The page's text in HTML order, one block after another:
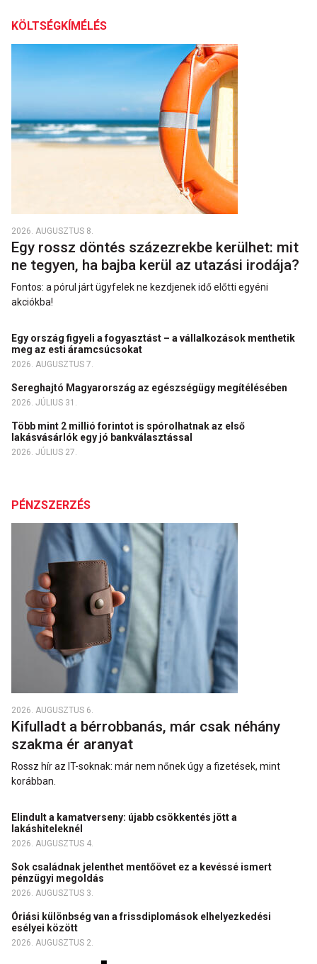
KÖLTSÉGKÍMÉLÉS
2026. AUGUSZTUS 8.
Egy rossz döntés százezrekbe kerülhet: mit
ne tegyen, ha bajba kerül az utazási irodája?
Fontos: a pórul járt ügyfelek ne kezdjenek idő előtti egyéni
akciókba!
Egy ország figyeli a fogyasztást – a vállalkozások menthetik
meg az esti áramcsúcsokat
2026. AUGUSZTUS 7.
Sereghajtó Magyarország az egészségügy megítélésében
2026. JÚLIUS 31.
Több mint 2 millió forintot is spórolhatnak az első
lakásvásárlók egy jó bankválasztással
2026. JÚLIUS 27.
PÉNZSZERZÉS
2026. AUGUSZTUS 6.
Kifulladt a bérrobbanás, már csak néhány
szakma ér aranyat
Rossz hír az IT-soknak: már nem nőnek úgy a fizetések, mint
korábban.
Elindult a kamatverseny: újabb csökkentés jött a
lakáshiteleknél
2026. AUGUSZTUS 4.
Sok családnak jelenthet mentőövet ez a kevéssé ismert
pénzügyi megoldás
2026. AUGUSZTUS 3.
Óriási különbség van a frissdiplomások elhelyezkedési
esélyei között
2026. AUGUSZTUS 2.